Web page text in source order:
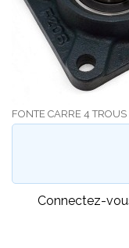
FONTE CARRE 4
Connectez-